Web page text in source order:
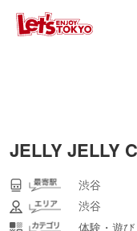
JELLY JELLY
渋谷
渋谷
体験・遊び